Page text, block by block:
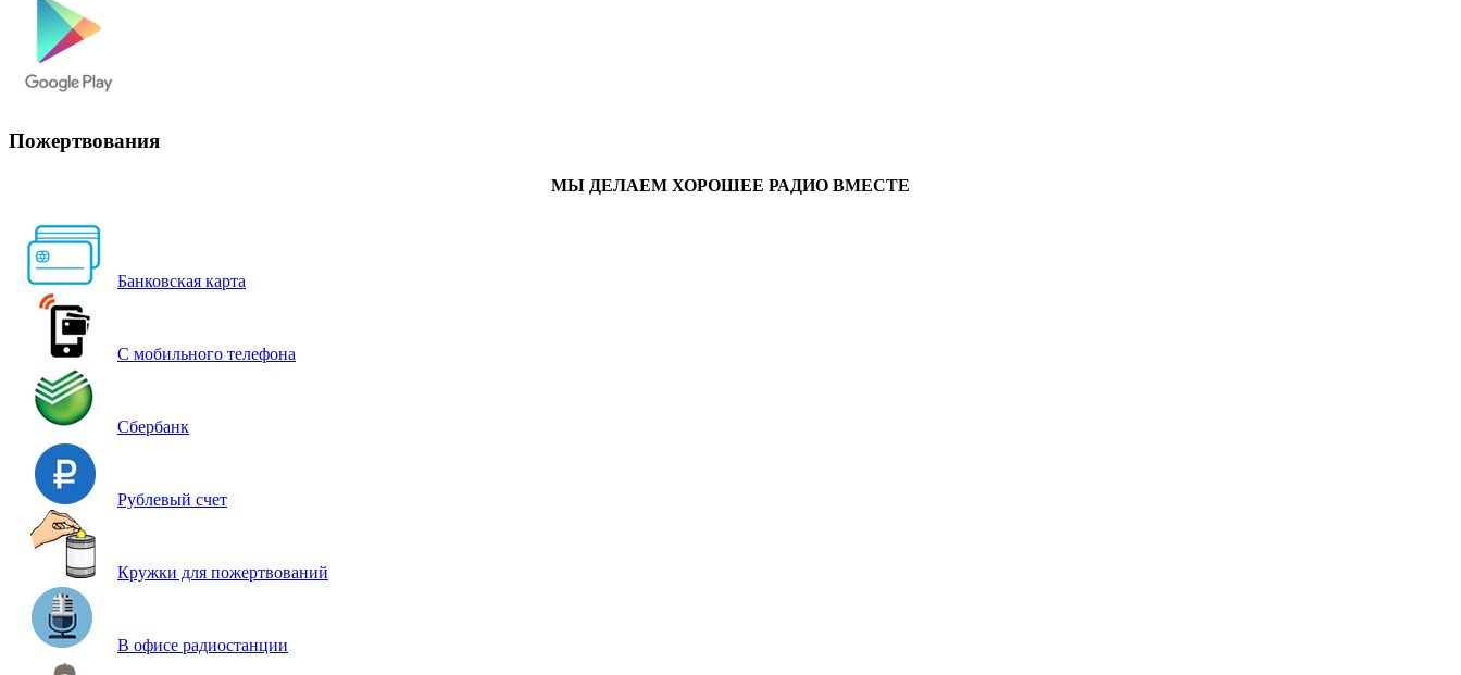
Пожертвования
МЫ ДЕЛАЕМ ХОРОШЕЕ РАДИО ВМЕСТЕ
Банковская карта
С мобильного телефона
Сбербанк
Рублевый счет
Кружки для пожертвований
В офисе радиостанции